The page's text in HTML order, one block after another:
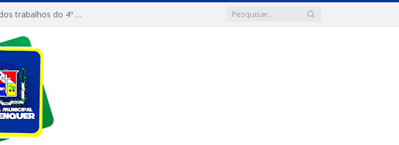
Câmara Municipal de Alenquer realiza abertura dos trabalhos do 4º Período Legislativo